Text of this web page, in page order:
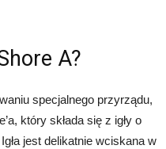
A?
specjalnego przyrządu,
który składa się z igły o
jest delikatnie wciskana w